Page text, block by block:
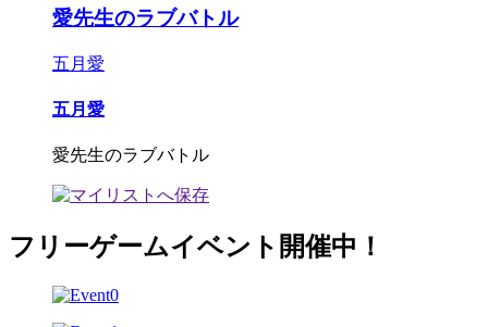
愛先生のラブバトル
五月愛
五月愛
愛先生のラブバトル
フリーゲームイベント開催中！